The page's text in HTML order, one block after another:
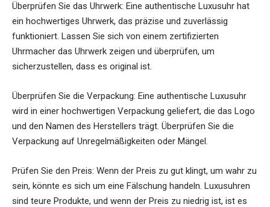
Überprüfen Sie das Uhrwerk: Eine authentische Luxusuhr hat
ein hochwertiges Uhrwerk, das präzise und zuverlässig
funktioniert. Lassen Sie sich von einem zertifizierten
Uhrmacher das Uhrwerk zeigen und überprüfen, um
sicherzustellen, dass es original ist.
Überprüfen Sie die Verpackung: Eine authentische Luxusuhr
wird in einer hochwertigen Verpackung geliefert, die das Logo
und den Namen des Herstellers trägt. Überprüfen Sie die
Verpackung auf Unregelmäßigkeiten oder Mängel.
Prüfen Sie den Preis: Wenn der Preis zu gut klingt, um wahr zu
sein, könnte es sich um eine Fälschung handeln. Luxusuhren
sind teure Produkte, und wenn der Preis zu niedrig ist, ist es